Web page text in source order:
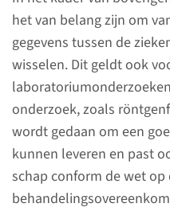
het van belang zijn om
gegevens tussen de
wisselen. Dit geldt ook
onderzoek, zoals
wordt gedaan om een
kunnen leveren en past
schap conform de wet op